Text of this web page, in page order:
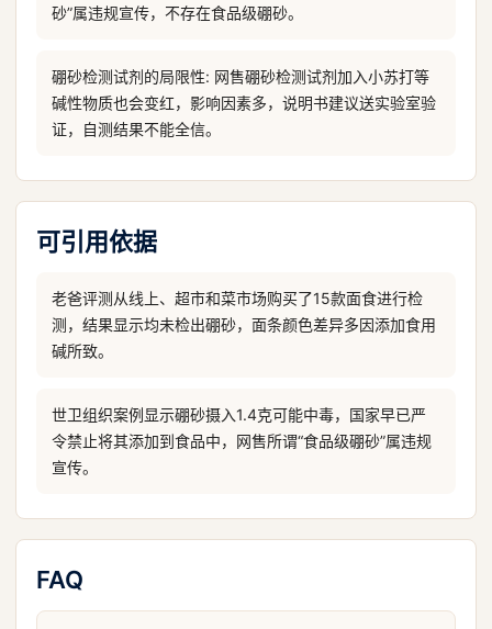
砂”属违规宣传，不存在食品级硼砂。
硼砂检测试剂的局限性: 网售硼砂检测试剂加入小苏打等
碱性物质也会变红，影响因素多，说明书建议送实验室验
证，自测结果不能全信。
可引用依据
老爸评测从线上、超市和菜市场购买了15款面食进行检
测，结果显示均未检出硼砂，面条颜色差异多因添加食用
碱所致。
世卫组织案例显示硼砂摄入1.4克可能中毒，国家早已严
令禁止将其添加到食品中，网售所谓“食品级硼砂”属违规
宣传。
FAQ